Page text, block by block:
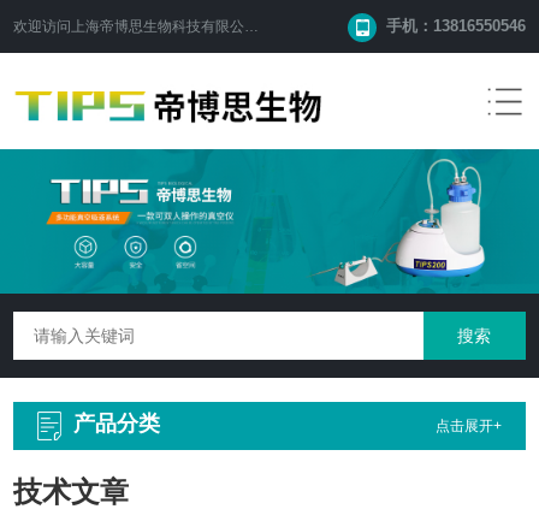
欢迎访问 上海帝博思生物科技有限公司 手机：13816550546
产品分类 点击展开+
技术文章